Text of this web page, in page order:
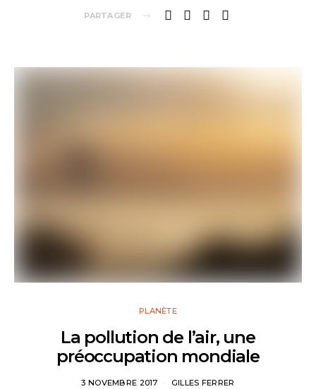
PARTAGER
PLANÈTE
La pollution de l’air, une
préoccupation mondiale
3 NOVEMBRE 2017 GILLES FERRER